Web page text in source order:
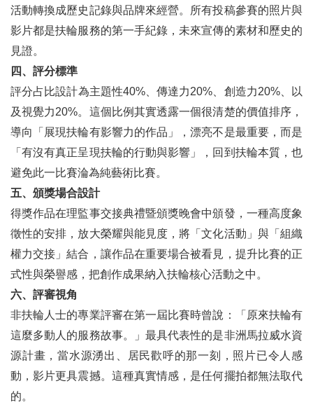
活動轉換成歷史記錄與品牌來經營。所有投稿參賽的照片與
影片都是扶輪服務的第一手紀錄，未來宣傳的素材和歷史的
見證。
四、評分標準
評分占比設計為主題性40%、傳達力20%、創造力20%、以
及視覺力20%。這個比例其實透露一個很清楚的價值排序，
導向「展現扶輪有影響力的作品」，漂亮不是最重要，而是
「有沒有真正呈現扶輪的行動與影響」，回到扶輪本質，也
避免此一比賽淪為純藝術比賽。
五、頒獎場合設計
得獎作品在理監事交接典禮暨頒獎晚會中頒發，一種高度象
徵性的安排，放大榮耀與能見度，將「文化活動」與「組織
權力交接」結合，讓作品在重要場合被看見，提升比賽的正
式性與榮譽感，把創作成果納入扶輪核心活動之中。
六、評審視角
非扶輪人士的專業評審在第一屆比賽時曾說：「原來扶輪有
這麼多動人的服務故事。」最具代表性的是非洲馬拉威水資
源計畫，當水源湧出、居民歡呼的那一刻，照片已令人感
動，影片更具震撼。這種真實情感，是任何擺拍都無法取代
的。